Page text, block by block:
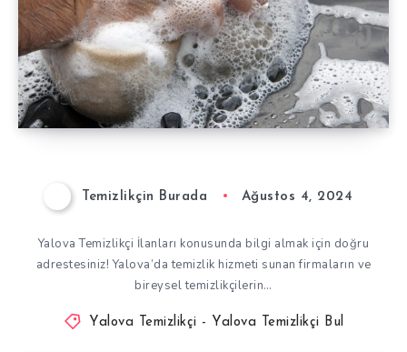
Temizlikçin Burada Ağustos 4, 2024
Yalova Temizlikçi İlanları konusunda bilgi almak için doğru
adrestesiniz! Yalova’da temizlik hizmeti sunan firmaların ve
bireysel temizlikçilerin…
Yalova Temizlikçi - Yalova Temizlikçi Bul